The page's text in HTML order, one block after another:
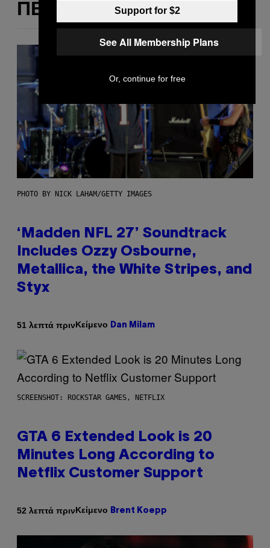
ΠΕΡΙΣΣΌΤΕΡΑ ΣΑΝ ΑΥΤΌ
PHOTO BY NICK LAHAM/GETTY IMAGES
‘Madden NFL 27’ Soundtrack
Includes Ozzy Osbourne,
Metallica, the White Stripes, and
Styx
51 λεπτά πρινΚείμενο Dan Milam
SCREENSHOT: ROCKSTAR GAMES, NETFLIX
GTA 6 Extended Look is 20
Minutes Long According to
Netflix Customer Support
52 λεπτά πρινΚείμενο Brent Koepp
Support for $2
See All Membership Plans
Or, continue for free